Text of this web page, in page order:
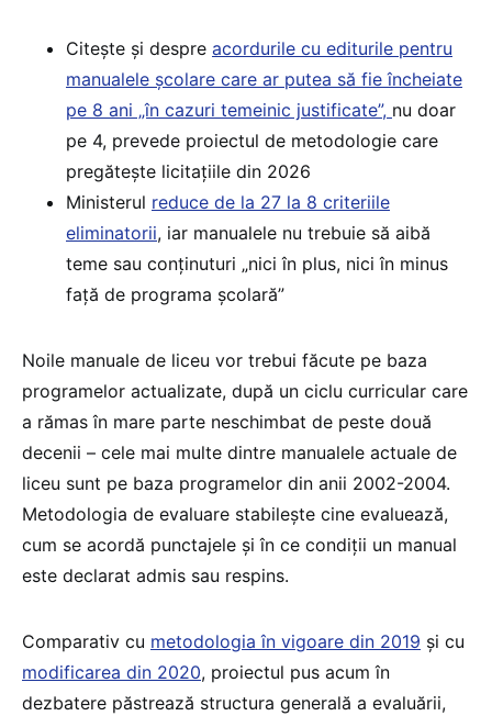
Citește și despre acordurile cu editurile pentru
manualele școlare care ar putea să fie încheiate
pe 8 ani „în cazuri temeinic justificate”, nu doar
pe 4, prevede proiectul de metodologie care
pregătește licitațiile din 2026
Ministerul reduce de la 27 la 8 criteriile
eliminatorii, iar manualele nu trebuie să aibă
teme sau conținuturi „nici în plus, nici în minus
față de programa școlară”
Noile manuale de liceu vor trebui făcute pe baza
programelor actualizate, după un ciclu curricular care
a rămas în mare parte neschimbat de peste două
decenii – cele mai multe dintre manualele actuale de
liceu sunt pe baza programelor din anii 2002-2004.
Metodologia de evaluare stabilește cine evaluează,
cum se acordă punctajele și în ce condiții un manual
este declarat admis sau respins.
Comparativ cu metodologia în vigoare din 2019 și cu
modificarea din 2020, proiectul pus acum în
dezbatere păstrează structura generală a evaluării,